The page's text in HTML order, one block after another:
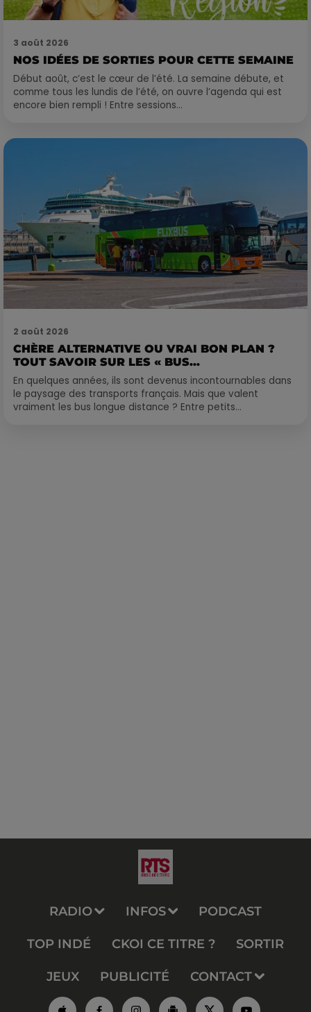
3 août 2026
NOS IDÉES DE SORTIES POUR CETTE SEMAINE
Début août, c’est le cœur de l’été. La semaine débute, et
comme tous les lundis de l’été, on ouvre l’agenda qui est
encore bien rempli ! Entre sessions...
2 août 2026
CHÈRE ALTERNATIVE OU VRAI BON PLAN ?
TOUT SAVOIR SUR LES « BUS...
En quelques années, ils sont devenus incontournables dans
le paysage des transports français. Mais que valent
vraiment les bus longue distance ? Entre petits...
RADIO INFOS PODCAST
TOP INDÉ CKOI CE TITRE ? SORTIR
JEUX PUBLICITÉ CONTACT